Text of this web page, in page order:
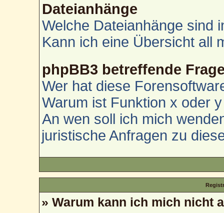
Dateianhänge
Welche Dateianhänge sind
Kann ich eine Übersicht all
phpBB3 betreffende
Wer hat diese
Warum ist Funktion x oder
An wen soll ich mich
juristische Anfragen zu
» Warum kann ich mich nicht